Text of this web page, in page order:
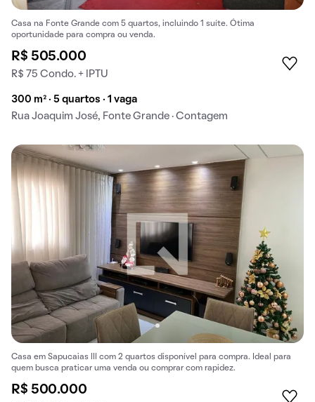
Casa na Fonte Grande com 5 quartos, incluindo 1 suíte. Ótima
oportunidade para compra ou venda.
R$ 505.000
R$ 75 Condo. + IPTU
300 m² · 5 quartos · 1 vaga
Rua Joaquim José, Fonte Grande · Contagem
Casa em Sapucaias III com 2 quartos disponível para compra. Ideal para
quem busca praticar uma venda ou comprar com rapidez.
R$ 500.000